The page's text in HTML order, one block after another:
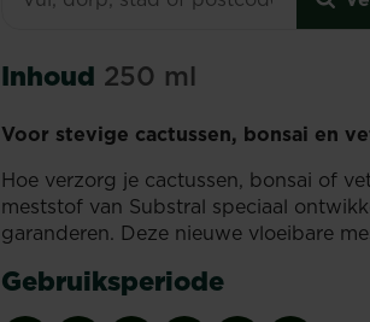
Inhoud 250 ml
Voor stevige cactussen, bonsai en
Hoe verzorg je cactussen, bonsai of
meststof van Substral speciaal
garanderen. Deze nieuwe vloeibare
Gebruiksperiode